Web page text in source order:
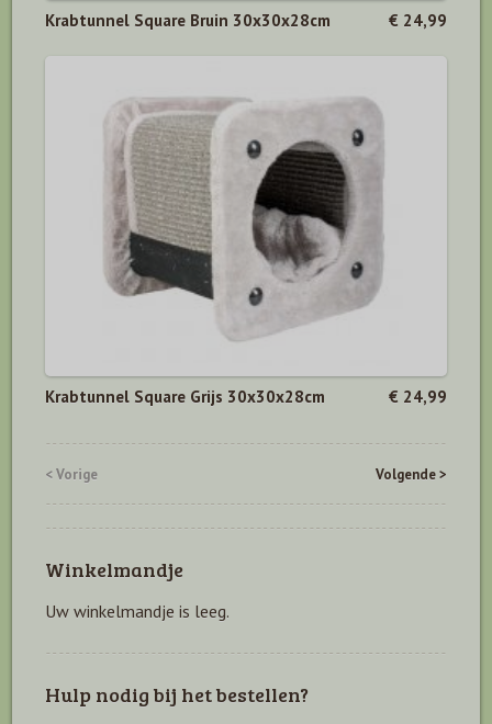
Krabtunnel Square Bruin 30x30x28cm € 24,99
Krabtunnel Square Grijs 30x30x28cm € 24,99
< Vorige Volgende >
Winkelmandje
Uw winkelmandje is leeg.
Hulp nodig bij het bestellen?